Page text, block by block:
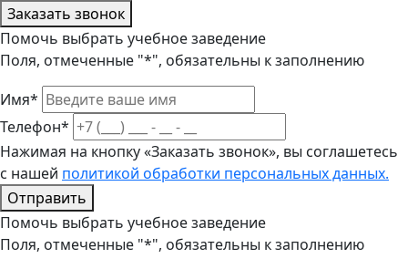
Заказать звонок
Помочь выбрать учебное заведение
Поля, отмеченные "*", обязательны к заполнению
Имя*
Телефон*
Нажимая на кнопку «Заказать звонок», вы соглашетесь
с нашей политикой обработки персональных данных.
Отправить
Помочь выбрать учебное заведение
Поля, отмеченные "*", обязательны к заполнению